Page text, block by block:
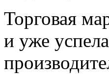
Торговая
и уже